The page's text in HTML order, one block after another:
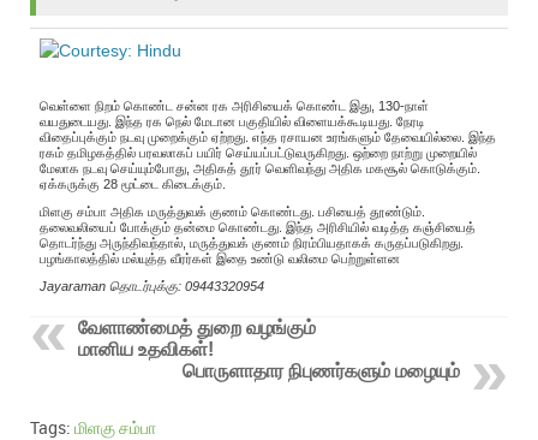
வெள்ளை நிறம் கொண்ட சன்ன ரக அரிசியைக் கொண்ட இது, 130-நாள்
வயதுடையது. இந்த ரக நெல் மேடான பகுதியில் விளையக்கூடியது. நேரடி
விதைப்புக்கும் நடவு முறைக்கும் ஏற்றது. எந்த ரசாயன உரங்களும் தேவையில்லை. இந்த
ரகம் தமிழகத்தில் பரவலாகப் பயிர் செய்யப்பட்டுவருகிறது. ஒற்றை நாற்று முறையில்
மேலாக நடவு செய்யும்போது, அதிகத் தூர் வெளிவந்து அதிக மகசூல் கொடுக்கும்.
ஏக்கருக்கு 28 மூட்டை கிடைக்கும்.
மிளகு சம்பா அதிக மருத்துவக் குணம் கொண்டது. பசியைத் தூண்டும்.
தலைவலியைப் போக்கும் தன்மை கொண்டது. இந்த அரிசியில் வடித்த கஞ்சியைத்
தொடர்ந்து அருந்திவந்தால், மருத்துவக் குணம் நிரம்பியதாகக் கருதப்படுகிறது.
பழங்காலத்தில் மல்யுத்த வீரர்கள் இதை உண்டு வலிமை பெற்றுள்ளன
Jayaraman தொடர்புக்கு: 09443320954
வேளாண்மைத் துறை வழங்கும்
மானிய உதவிகள்!
பொருளாதார நிபுணர்களும் மழையும்
Tags: மிளகு சம்பா